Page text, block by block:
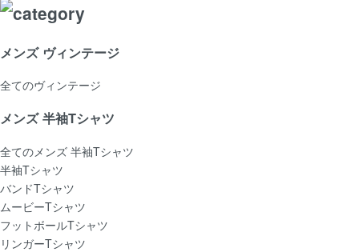
メンズ ヴィンテージ
全てのヴィンテージ
メンズ 半袖Tシャツ
全てのメンズ 半袖Tシャツ
半袖Tシャツ
バンドTシャツ
ムービーTシャツ
フットボールTシャツ
リンガーTシャツ